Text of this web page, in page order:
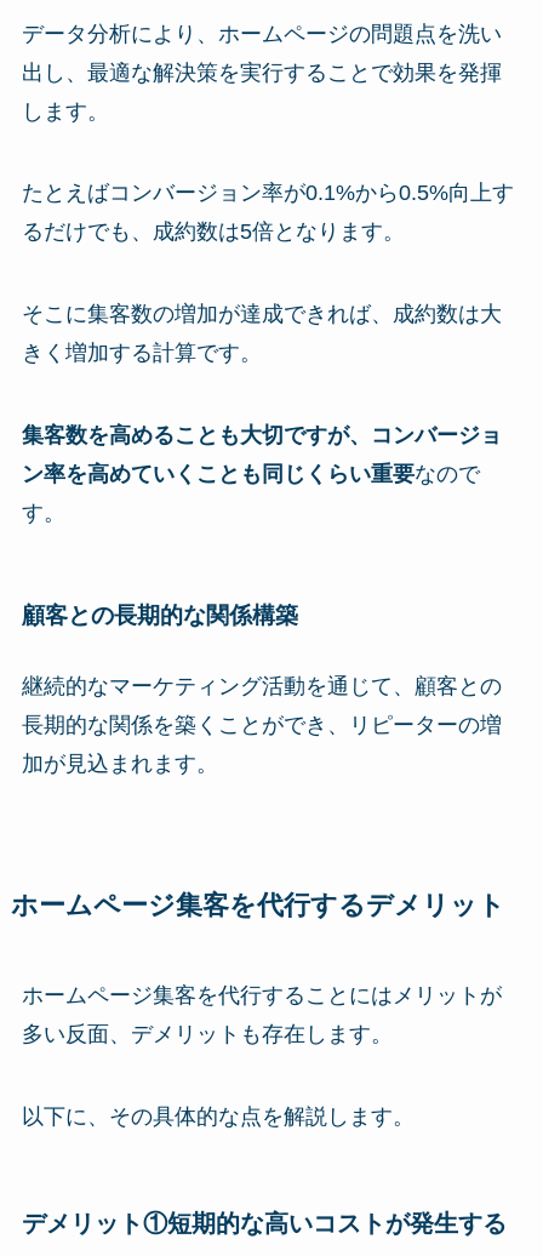
データ分析により、ホームページの問題点を洗い
出し、最適な解決策を実行することで効果を発揮
します。
たとえばコンバージョン率が0.1%から0.5%向上す
るだけでも、成約数は5倍となります。
そこに集客数の増加が達成できれば、成約数は大
きく増加する計算です。
集客数を高めることも大切ですが、コンバージョ
ン率を高めていくことも同じくらい重要なので
す。
顧客との長期的な関係構築
継続的なマーケティング活動を通じて、顧客との
長期的な関係を築くことができ、リピーターの増
加が見込まれます。
ホームページ集客を代行するデメリット
ホームページ集客を代行することにはメリットが
多い反面、デメリットも存在します。
以下に、その具体的な点を解説します。
デメリット①短期的な高いコストが発生する